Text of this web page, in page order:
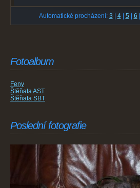
Automatické procházení: 3 4| 5 6
Fotoalbum
Feny
Štěňata AST
Štěňata SBT
Poslední fotografie